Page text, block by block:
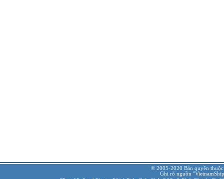
© 2005-2020 Bản quyền
Ghi rõ nguồn